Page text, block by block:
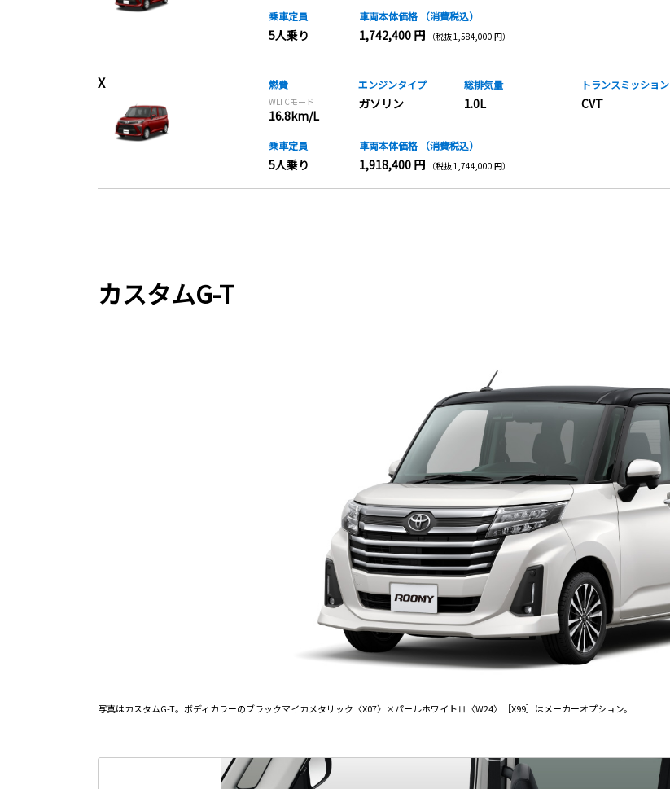
乗車定員
5人乗り
車両本体価格 （消費税込）
1,742,400 円 （税抜 1,584,000 円）
X 燃費
WLTCモード
16.8km/L
エンジンタイプ
ガソリン
総排気量
1.0L
トランスミッション
CVT
乗車定員
5人乗り
車両本体価格 （消費税込）
1,918,400 円 （税抜 1,744,000 円）
カスタムG-T
写真はカスタムG-T。ボディカラーのブラックマイカメタリック〈X07〉×パールホワイトⅢ〈W24〉［X99］はメーカーオプション。